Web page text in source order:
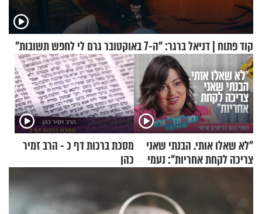
קוד פתוח | דניאל ברגר: "ה-7 באוקטובר גרם לי לחפש תשובות"
"לא שאלו אותי. הבנתי שאני
צריכה לקחת אחריות": נעמי
מסכת ברכות דף כ - הרב זמיר
כהן